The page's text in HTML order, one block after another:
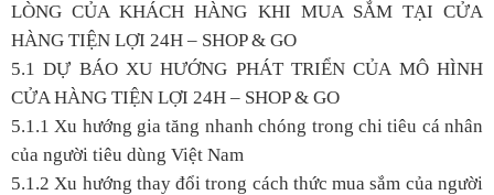
LÒNG CỦA KHÁCH HÀNG KHI MUA SẮM TẠI CỬA
HÀNG TIỆN LỢI 24H – SHOP & GO
5.1 DỰ BÁO XU HƯỚNG PHÁT TRIỂN CỦA MÔ HÌNH
CỬA HÀNG TIỆN LỢI 24H – SHOP & GO
5.1.1 Xu hướng gia tăng nhanh chóng trong chi tiêu cá nhân
của người tiêu dùng Việt Nam
5.1.2 Xu hướng thay đổi trong cách thức mua sắm của người